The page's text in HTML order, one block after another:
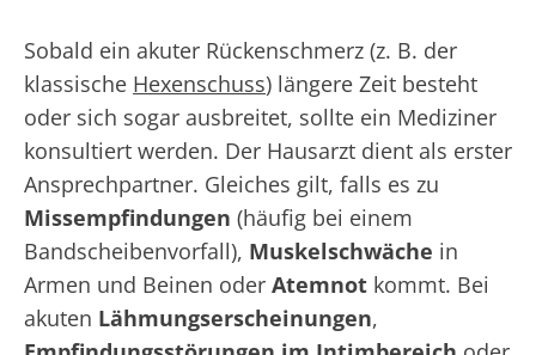
Sobald ein akuter Rückenschmerz (z. B. der
klassische Hexenschuss) längere Zeit besteht
oder sich sogar ausbreitet, sollte ein Mediziner
konsultiert werden. Der Hausarzt dient als erster
Ansprechpartner. Gleiches gilt, falls es zu
Missempfindungen (häufig bei einem
Bandscheibenvorfall), Muskelschwäche in
Armen und Beinen oder Atemnot kommt. Bei
akuten Lähmungserscheinungen,